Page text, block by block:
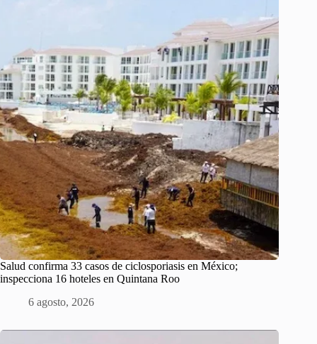
Salud confirma 33 casos de ciclosporiasis en México;
inspecciona 16 hoteles en Quintana Roo
6 agosto, 2026